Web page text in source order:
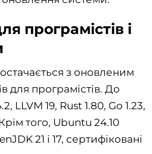
програмістів і
з оновленим
для програмістів. До
LLVM 19, Rust 1.80, Go 1.23,
того, Ubuntu 24.10
21 і 17, сертифіковані